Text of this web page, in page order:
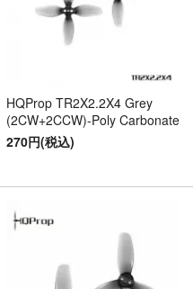
HQProp TR2X2.2X4 Grey
(2CW+2CCW)-Poly Carbonate
270円(税込)